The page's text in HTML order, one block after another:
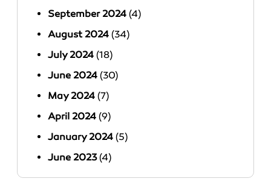
September 2024 (4)
August 2024 (34)
July 2024 (18)
June 2024 (30)
May 2024 (7)
April 2024 (9)
January 2024 (5)
June 2023(4)